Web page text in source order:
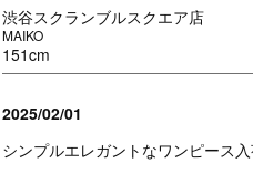
渋谷スクランブルスクエア店
MAIKO
151cm
2025/02/01
シンプルエレガントなワンピース入